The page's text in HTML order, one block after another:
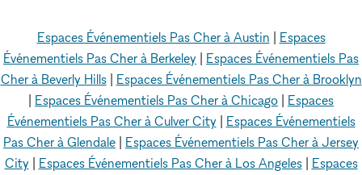
Espaces Événementiels Pas Cher à Austin
Espaces
Événementiels Pas Cher à Berkeley
Espaces Événementiels Pas
Cher à Beverly Hills| Espaces Événementiels Pas Cher à Brooklyn
Espaces Événementiels Pas Cher à Chicago
Espaces
Événementiels Pas Cher à Culver City
Espaces Événementiels
Pas Cher à Glendale
Espaces Événementiels Pas Cher à Jersey
City
Espaces Événementiels Pas Cher à Los Angeles| Espaces